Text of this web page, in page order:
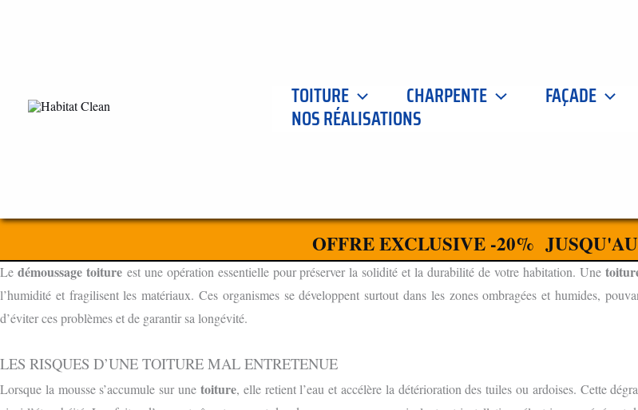
TOITURE CHARPENTE FAÇADE
NOS RÉALISATIONS
OFFRE EXCLUSIVE -20%
ENTREPRISE DE DÈMOUSSAGE DE TOITURE À VERDUN SUR LE DOUBS 71350
Le démoussage toitureest une opération essentielle pour préserver la solidité et la durabilité de votre habitation. Une
l’humidité et fragilisent les matériaux. Ces organismes se développent surtout dans les zones ombragées et humides,
d’éviter ces problèmes et de garantir sa longévité.
LES RISQUES D’UNE TOITURE MAL ENTRETENUE
Lorsque la mousse s’accumule sur une toiture, elle retient l’eau et accélère la détérioration des tuiles ou ardoises. Cette